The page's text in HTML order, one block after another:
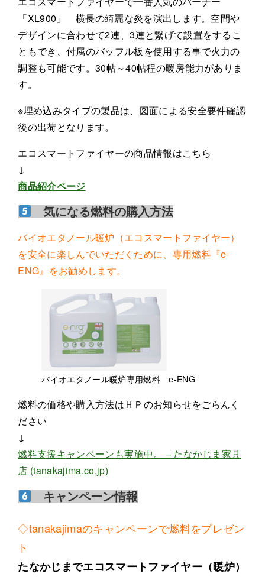
「XL900」 横長の綺麗な炎を演出します。空間や
デザインに合わせて2連、3連と繋げて設置をするこ
ともでき、付属のバッフル板を使用する事で火力の
調整も可能です。30帖～40帖程の暖房能力がありま
す。
※埋め込みタイプの製品は、図面による安全要件確認
後の出荷となります。
エコスマートファイヤーの商品情報はこちら
↓
商品紹介ページ
気になる燃料の購入方法
バイオエタノール暖炉（エコスマートファイヤー）
を安全に楽しんでいただくために、専用燃料『e-
ENG』をお勧めします。
バイオエタノール暖炉専用燃料 e-ENG
燃料の価格や購入方法はＨＰのお知らせをごらんく
ださい
↓
燃料支援キャンペーンも実施中。 – たなかじま家具
店 (tanakajima.co.jp)
キャンペーン情報
◇tanakajimaのキャンペーンで燃料をプレゼン
ト
たなかじまでエコスマートファイヤー（暖炉）